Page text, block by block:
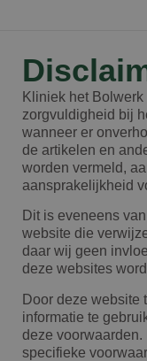
Kliniek het Bolwerk
zorgvuldigheid bij
wanneer er
de artikelen en
worden vermeld,
aansprakelijkheid
Dit is eveneens
website die
daar wij geen
deze websites
Door deze website
informatie te
deze
specifieke